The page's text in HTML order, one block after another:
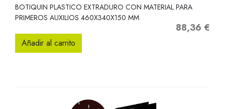
BOTIQUIN PLASTICO EXTRADURO CON MATERIAL PARA
PRIMEROS AUXILIOS 460X340X150 MM
Precio
88,36 €
Añadir al carrito